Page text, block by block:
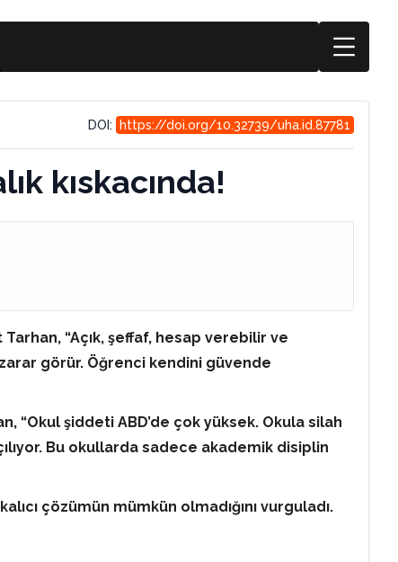
DOI: https://doi.org/10.32739/uha.id.87781
kıskacında!
“Açık, şeffaf, hesap verebilir ve
görür. Öğrenci kendini güvende
“Okul şiddeti ABD’de çok yüksek. Okula silah
Bu okullarda sadece akademik disiplin
çözümün mümkün olmadığını vurguladı.